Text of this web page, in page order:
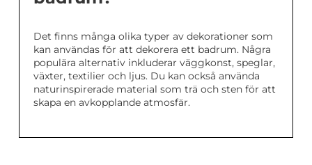
Det finns många olika typer av dekorationer som
kan användas för att dekorera ett badrum. Några
populära alternativ inkluderar väggkonst, speglar,
växter, textilier och ljus. Du kan också använda
naturinspirerade material som trä och sten för att
skapa en avkopplande atmosfär.